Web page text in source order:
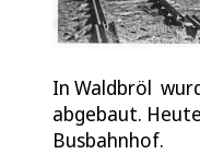
In Waldbröl
abgebaut.
Busbahnhof.